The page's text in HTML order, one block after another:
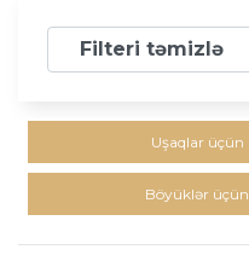
Filteri təmizlə
Uşaqlar üçün
Böyüklər üçün